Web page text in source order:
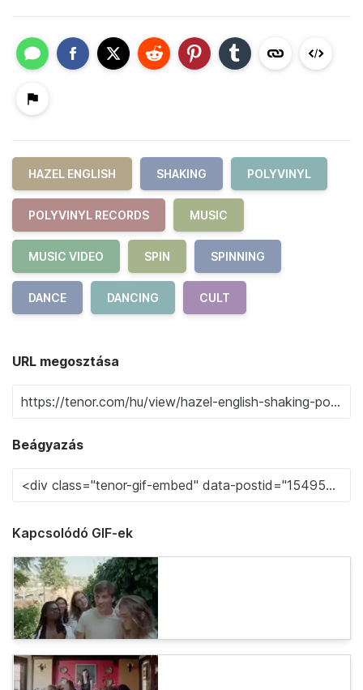
HAZEL ENGLISH SHAKING POLYVINYL
POLYVINYL RECORDS MUSIC
MUSIC VIDEO SPIN SPINNING
DANCE DANCING CULT
URL megosztása
Beágyazás
Kapcsolódó GIF-ek